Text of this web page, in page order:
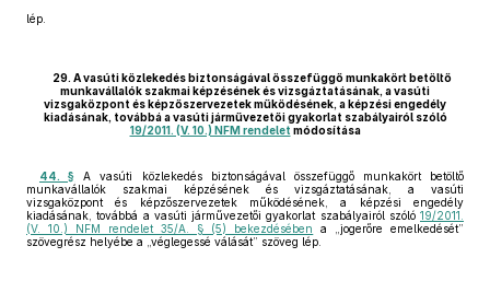
lép.
29. A vasúti közlekedés biztonságával összefüggő munkakört betöltő
munkavállalók szakmai képzésének és vizsgáztatásának, a vasúti
vizsgaközpont és képzőszervezetek működésének, a képzési engedély
kiadásának, továbbá a vasúti járművezetői gyakorlat szabályairól szóló
19/2011. (V. 10.) NFM rendelet módosítása
44. § A vasúti közlekedés biztonságával összefüggő munkakört betöltő
munkavállalók szakmai képzésének és vizsgáztatásának, a vasúti
vizsgaközpont és képzőszervezetek működésének, a képzési engedély
kiadásának, továbbá a vasúti járművezetői gyakorlat szabályairól szóló 19/2011.
(V. 10.) NFM rendelet 35/A. § (5) bekezdésében
a „jogerőre emelkedését”
szövegrész helyébe a „véglegessé válását” szöveg lép.